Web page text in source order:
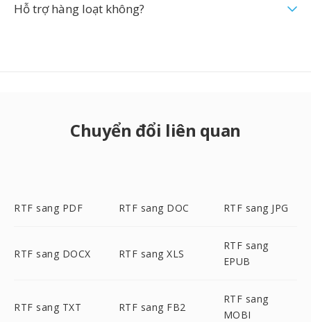
Hỗ trợ hàng loạt không?
Chuyển đổi liên quan
RTF sang PDF RTF sang DOC RTF sang JPG
RTF sang DOCX RTF sang XLS
RTF sang
EPUB
RTF sang TXT RTF sang FB2
RTF sang
MOBI